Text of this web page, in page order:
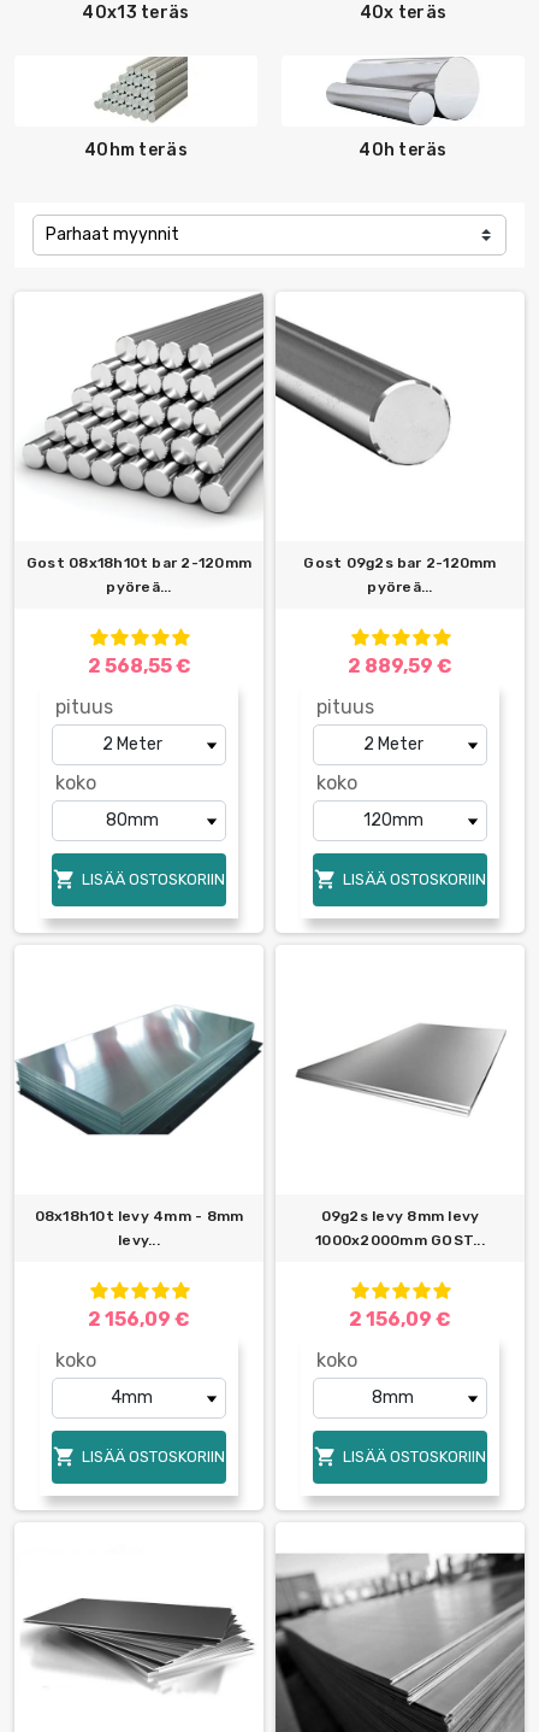
40x13 teräs 40x teräs
40hm teräs 40h teräs
Parhaat myynnit
Gost 08x18h10t bar 2-120mm
pyöreä...
2 568,55 €
pituus
koko
 LISÄÄ OSTOSKORIIN
Gost 09g2s bar 2-120mm
pyöreä...
2 889,59 €
pituus
koko
 LISÄÄ OSTOSKORIIN
08x18h10t levy 4mm - 8mm
levy...
2 156,09 €
koko
 LISÄÄ OSTOSKORIIN
09g2s levy 8mm levy
1000x2000mm GOST...
2 156,09 €
koko
 LISÄÄ OSTOSKORIIN